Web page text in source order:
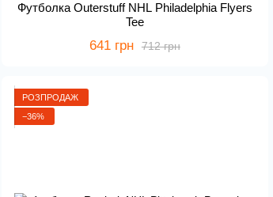
Футболка Outerstuff NHL Philadelphia Flyers
Tee
712 грн
641 грн
РОЗПРОДАЖ
−36%